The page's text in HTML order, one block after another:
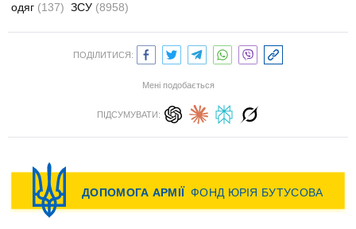
одяг (137) ЗСУ (8958)
ПОДІЛИТИСЯ:
Мені подобається
ПІДСУМУВАТИ: